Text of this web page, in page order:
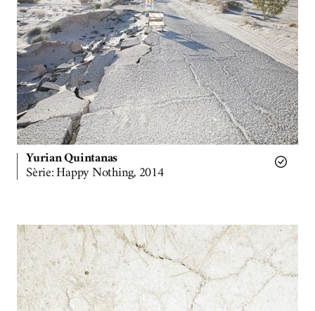
Yurian Quintanas
Sèrie: Happy Nothing, 2014